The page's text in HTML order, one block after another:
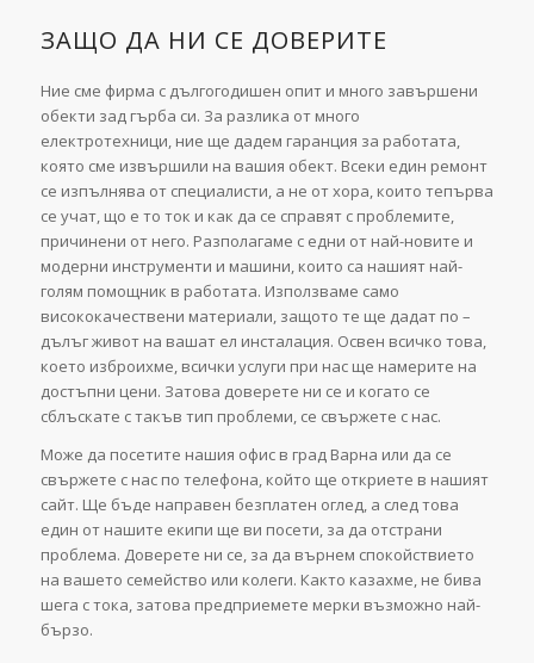
ЗАЩО ДА НИ СЕ ДОВЕРИТЕ
Ние сме фирма с дългогодишен опит и много завършени
обекти зад гърба си. За разлика от много
електротехници, ние ще дадем гаранция за работата,
която сме извършили на вашия обект. Всеки един ремонт
се изпълнява от специалисти, а не от хора, които тепърва
се учат, що е то ток и как да се справят с проблемите,
причинени от него. Разполагаме с едни от най-новите и
модерни инструменти и машини, които са нашият най-
голям помощник в работата. Използваме само
висококачествени материали, защото те ще дадат по –
дълъг живот на вашат ел инсталация. Освен всичко това,
което изброихме, всички услуги при нас ще намерите на
достъпни цени. Затова доверете ни се и когато се
сблъскате с такъв тип проблеми, се свържете с нас.
Може да посетите нашия офис в град Варна или да се
свържете с нас по телефона, който ще откриете в нашият
сайт. Ще бъде направен безплатен оглед, а след това
един от нашите екипи ще ви посети, за да отстрани
проблема. Доверете ни се, за да върнем спокойствието
на вашето семейство или колеги. Както казахме, не бива
шега с тока, затова предприемете мерки възможно най-
бързо.